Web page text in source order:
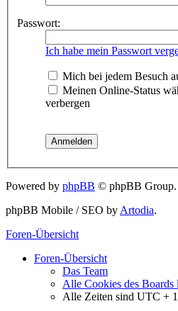
Passwort:
Ich habe mein Passwort
Mich bei jedem Besuch
Meinen Online-Status
verbergen
Powered by phpBB © phpBB Group.
phpBB Mobile / SEO by Artodia.
Foren-Übersicht
Foren-Übersicht
Das Team
Alle Cookies des Boards
Alle Zeiten sind UTC +